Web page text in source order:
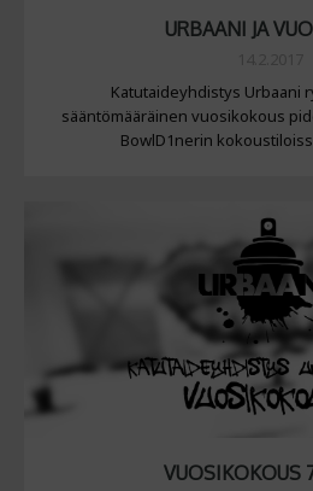
URBAANI JA
Katutaideyhdistys Urbaani
sääntömääräinen vuosikokous
BowlD1nerin
VUOSIKOKOUS